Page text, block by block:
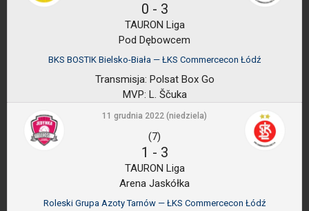
0 - 3
TAURON Liga
Pod Dębowcem
BKS BOSTIK Bielsko-Biała — ŁKS Commercecon Łódź
Transmisja: Polsat Box Go
MVP: L. Ščuka
11 grudnia 2022 (niedziela)
(7)
1 - 3
TAURON Liga
Arena Jaskółka
Roleski Grupa Azoty Tarnów — ŁKS Commercecon Łódź